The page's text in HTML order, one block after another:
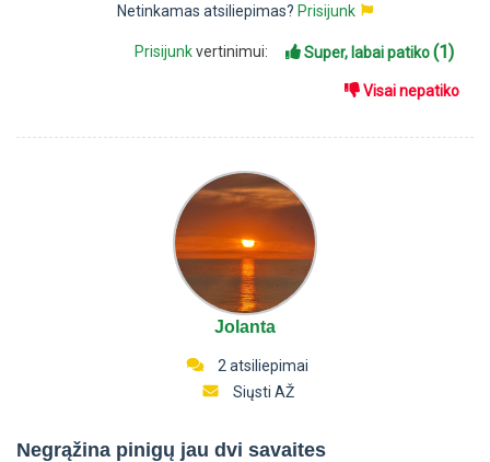
Netinkamas atsiliepimas? Prisijunk
Prisijunkvertinimui: Super, labai patiko(1)
Visai nepatiko
Jolanta
2 atsiliepimai
Siųsti AŽ
Negrąžina pinigų jau dvi savaites